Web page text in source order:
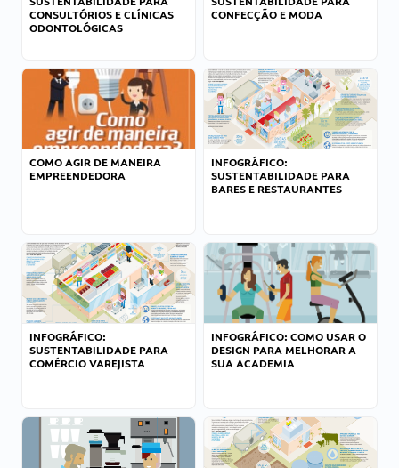
CONSULTÓRIOS E CLÍNICAS
ODONTOLÓGICAS
CONFECÇÃO E MODA
COMO AGIR DE MANEIRA
EMPREENDEDORA
INFOGRÁFICO:
SUSTENTABILIDADE PARA
BARES E RESTAURANTES
INFOGRÁFICO:
SUSTENTABILIDADE PARA
COMÉRCIO VAREJISTA
INFOGRÁFICO: COMO USAR O
DESIGN PARA MELHORAR A
SUA ACADEMIA